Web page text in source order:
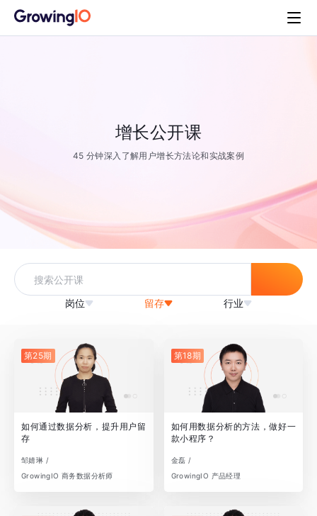
增长公开课
45 分钟深入了解用户增长方法论和实战案例
岗位 留存 行业
第25期
如何通过数据分析，提升用户留
存
邹婧琳 /
GrowingIO 商务数据分析师
第18期
如何用数据分析的方法，做好一
款小程序？
金磊 /
GrowingIO 产品经理